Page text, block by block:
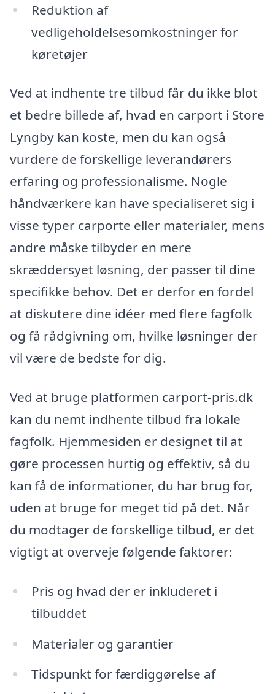
Reduktion af
vedligeholdelsesomkostninger for
køretøjer
Ved at indhente tre tilbud får du ikke blot
et bedre billede af, hvad en carport i Store
Lyngby kan koste, men du kan også
vurdere de forskellige leverandørers
erfaring og professionalisme. Nogle
håndværkere kan have specialiseret sig i
visse typer carporte eller materialer, mens
andre måske tilbyder en mere
skræddersyet løsning, der passer til dine
specifikke behov. Det er derfor en fordel
at diskutere dine idéer med flere fagfolk
og få rådgivning om, hvilke løsninger der
vil være de bedste for dig.
Ved at bruge platformen carport-pris.dk
kan du nemt indhente tilbud fra lokale
fagfolk. Hjemmesiden er designet til at
gøre processen hurtig og effektiv, så du
kan få de informationer, du har brug for,
uden at bruge for meget tid på det. Når
du modtager de forskellige tilbud, er det
vigtigt at overveje følgende faktorer:
Pris og hvad der er inkluderet i
tilbuddet
Materialer og garantier
Tidspunkt for færdiggørelse af